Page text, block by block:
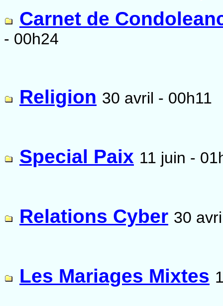
Carnet de
- 00h24
Religion 30 avril - 00h11
Special Paix 11 juin -
Relations Cyber 30
Les Mariages Mixtes